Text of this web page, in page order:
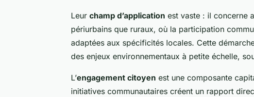
Leur champ d’application est vaste : il concerne
périurbains que ruraux, où la participation
adaptées aux spécificités locales. Cette
des enjeux environnementaux à petite échelle,
L’engagement citoyen est une composante
initiatives communautaires créent un rapport